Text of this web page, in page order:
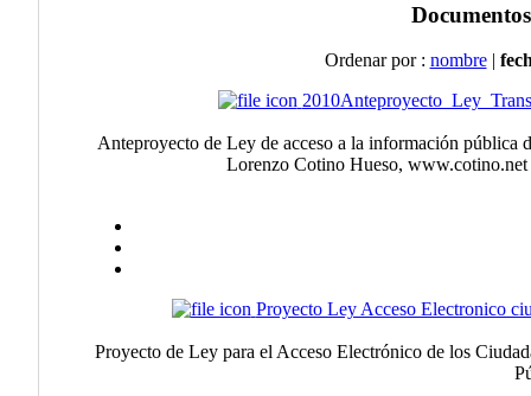
Documentos
Ordenar por : nombre|
Anteproyecto de Ley de acceso a la información pública
Lorenzo Cotino Hueso,
Proyecto Ley Acceso Electronico
Proyecto de Ley para el Acceso Electrónico de los